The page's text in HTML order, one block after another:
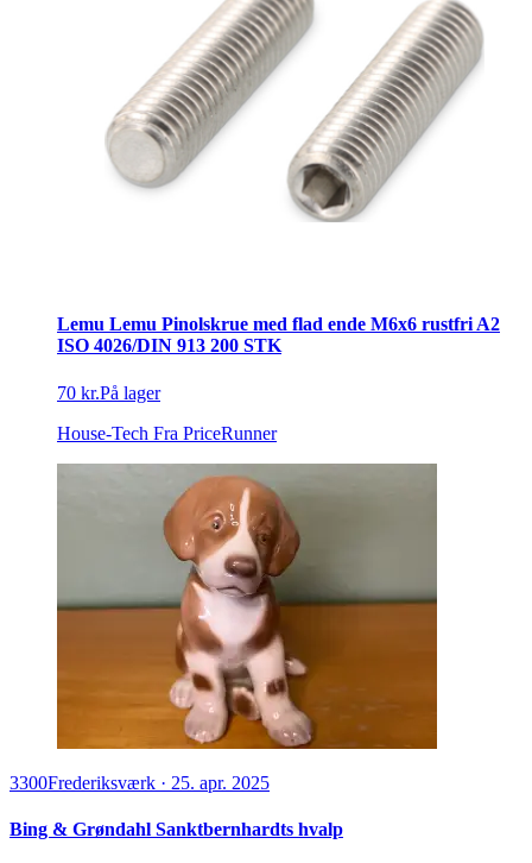
Lemu Lemu Pinolskrue med flad ende M6x6 rustfri A2
ISO 4026/DIN 913 200 STK
70 kr.På lager
House-Tech Fra PriceRunner
3300Frederiksværk · 25. apr. 2025
Bing & Grøndahl Sanktbernhardts hvalp